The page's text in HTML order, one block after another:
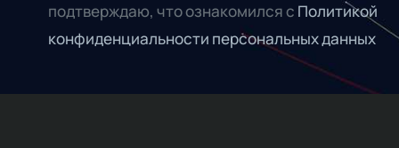
подтверждаю, что ознакомился с Политикой
конфиденциальности персональных данных